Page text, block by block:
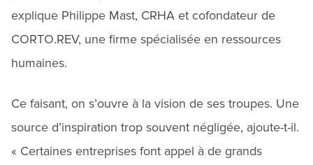
explique Philippe Mast, CRHA et cofondateur de
CORTO.REV, une firme spécialisée en ressources
humaines.
Ce faisant, on s’ouvre à la vision de ses troupes. Une
source d’inspiration trop souvent négligée, ajoute-t-il.
« Certaines entreprises font appel à de grands